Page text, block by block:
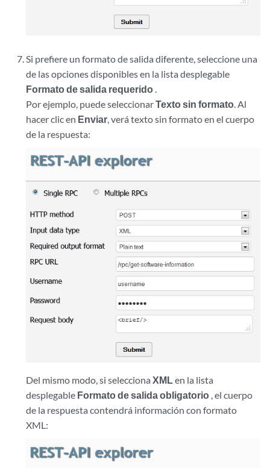
Si prefiere un formato de salida diferente, seleccione una
de las opciones disponibles en la lista desplegable
Formato de salida requerido .
Por ejemplo, puede seleccionarTexto sin formato. Al
hacer clic en Enviar, verá texto sin formato en el cuerpo
de la respuesta:
Del mismo modo, si seleccionaXML en la lista
desplegable Formato de salida obligatorio , el cuerpo
de la respuesta contendrá información con formato
XML: